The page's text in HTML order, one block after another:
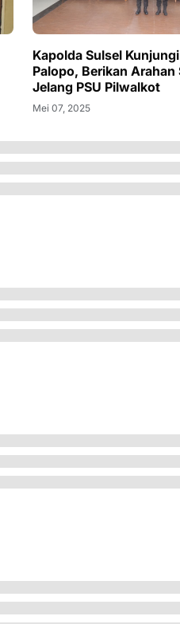
Kapolda Sulsel
Palopo, Berikan Arahan
Jelang PSU Pilwalkot
Mei 07, 2025